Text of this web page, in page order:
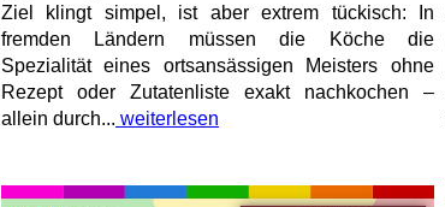
Ziel klingt simpel, ist aber extrem tückisch: In
fremden Ländern müssen die Köche die
Spezialität eines ortsansässigen Meisters ohne
Rezept oder Zutatenliste exakt nachkochen –
allein durch... weiterlesen